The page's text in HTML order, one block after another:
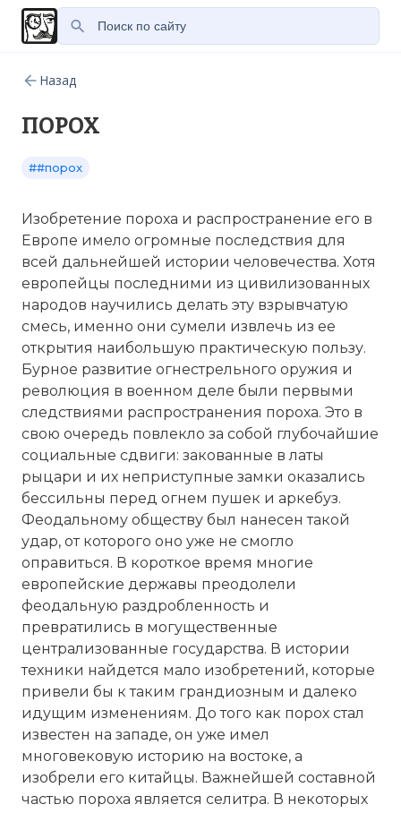
Назад
ПОРОХ
##порох
Изобретение пороха и распространение его в
Европе имело огромные последствия для
всей дальнейшей истории человечества. Хотя
европейцы последними из цивилизованных
народов научились делать эту взрывчатую
смесь, именно они сумели извлечь из ее
открытия наибольшую практическую пользу.
Бурное развитие огнестрельного оружия и
революция в военном деле были первыми
следствиями распространения пороха. Это в
свою очередь повлекло за собой глубочайшие
социальные сдвиги: закованные в латы
рыцари и их неприступные замки оказались
бессильны перед огнем пушек и аркебуз.
Феодальному обществу был нанесен такой
удар, от которого оно уже не смогло
оправиться. В короткое время многие
европейские державы преодолели
феодальную раздробленность и
превратились в могущественные
централизованные государства. В истории
техники найдется мало изобретений, которые
привели бы к таким грандиозным и далеко
идущим изменениям. До того как порох стал
известен на западе, он уже имел
многовековую историю на востоке, а
изобрели его китайцы. Важнейшей составной
частью пороха является селитра. В некоторых